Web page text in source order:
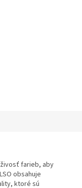
farieb, aby
obsahuje
ktoré sú